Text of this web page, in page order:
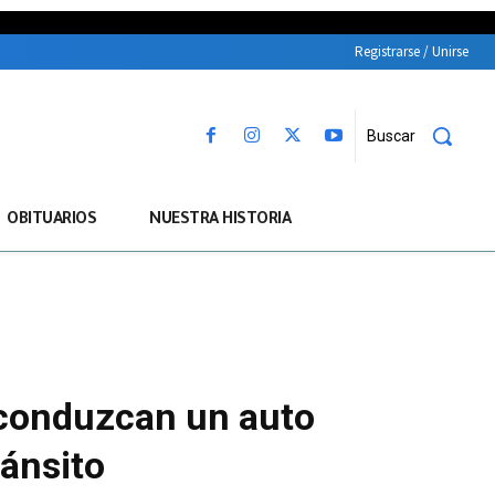
Registrarse / Unirse
Buscar
OBITUARIOS NUESTRA HISTORIA
un auto